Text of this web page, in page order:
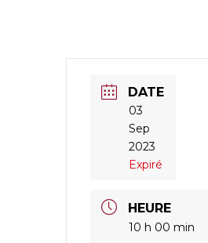
DATE
03
Sep
2023
Expiré
HEURE
10 h 00 min